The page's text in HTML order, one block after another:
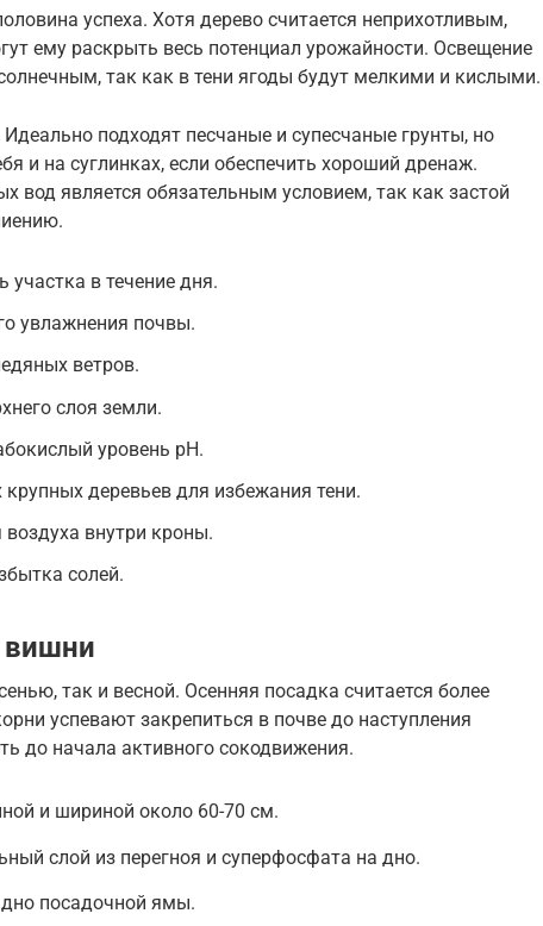
успеха. Хотя дерево считается неприхотливым,
ему раскрыть весь потенциал урожайности. Освещение
так как в тени ягоды будут мелкими и кислыми.
подходят песчаные и супесчаные грунты, но
и на суглинках, если обеспечить хороший дренаж.
вод является обязательным условием, так как застой
участка в течение дня.
увлажнения почвы.
ветров.
слоя земли.
уровень pH.
деревьев для избежания тени.
внутри кроны.
солей.
вишни
так и весной. Осенняя посадка считается более
успевают закрепиться в почве до наступления
до начала активного сокодвижения.
и шириной около 60-70 см.
слой из перегноя и суперфосфата на дно.
дно посадочной ямы.